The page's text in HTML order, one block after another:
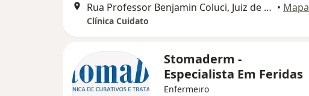
Rua Professor Benjamin Coluci, Juiz de Fora • Mapa
Clínica Cuidato
Stomaderm -
Especialista Em Feridas
Enfermeiro